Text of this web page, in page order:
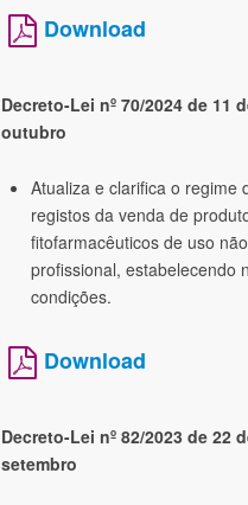
Download
Decreto-Lei nº 70/2024 de 11
outubro
Atualiza e clarifica o regime
registos da venda de
fitofarmacêuticos de uso não
profissional, estabelecendo
condições.
Download
Decreto-Lei nº 82/2023 de 22
setembro